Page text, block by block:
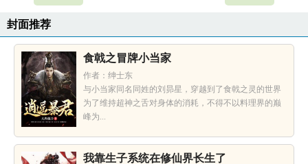
封面推荐
食戟之冒牌小当家
作者：绅士东
与小当家同名同姓的刘昴星，穿越到了食戟之灵的世界
为了维持超神之舌对身体的消耗，不得不以料理界的巅
峰为...
我靠生子系统在修仙界长生了